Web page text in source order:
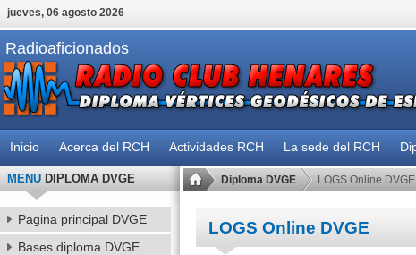
jueves, 06 agosto 2026
Radioaficionados
Inicio Acerca del RCH Actividades RCH La sede del RCH
Diploma DVGE LOGS Online DVGE
LOGS Online DVGE
MENUDIPLOMA DVGE
Pagina principal DVGE
Bases diploma DVGE